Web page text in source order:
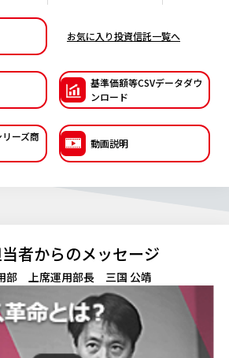
シップ・コードへの対応
て
使の方針と判断基準
ポート等
お気に入り投資信託一覧へ
基準価額等CSVデータダウ
ンロード
リーズ商
動画説明
者からのメッセージ
部 上席運用部長 三国 公靖